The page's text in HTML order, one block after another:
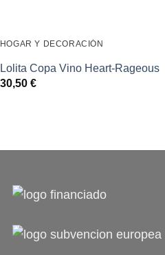
HOGAR Y DECORACIÓN
Lolita Copa Vino Heart-Rageous
30,50 €